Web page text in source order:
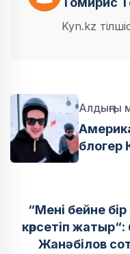
Kyn.kz
Алдыңғы
блогер
“Мені бейне
көрсетіп
Жанәбілов